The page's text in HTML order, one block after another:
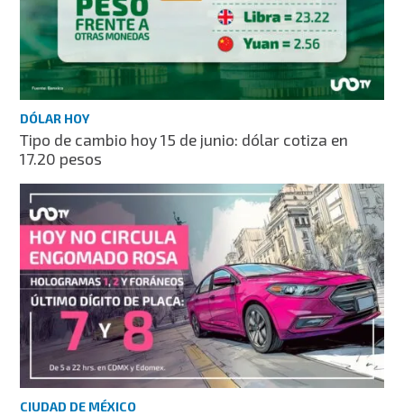
DÓLAR HOY
Tipo de cambio hoy 15 de junio: dólar cotiza en
17.20 pesos
CIUDAD DE MÉXICO